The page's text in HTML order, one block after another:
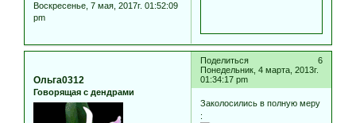
Воскресенье, 7 мая, 2017г. 01:52:09
pm
Поделиться
6
Понедельник, 4 марта, 2013г.
01:34:17 pm
Ольга0312
Говорящая с дендрами
Заколосились в полную меру
: